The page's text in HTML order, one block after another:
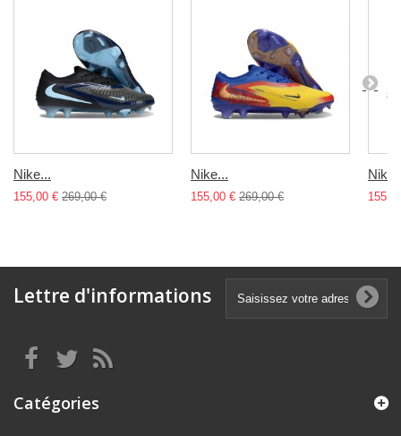
Nike...
155,00 € 269,00 €
Nike...
155,00 € 269,00 €
Lettre d'informations
Catégories